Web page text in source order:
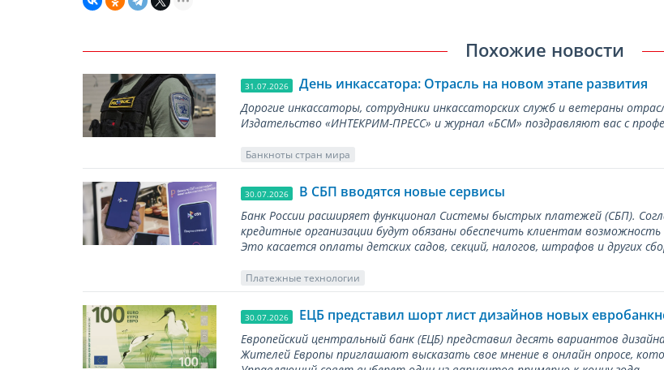
Похожие новости
31.07.2026 День инкассатора: Отрасль на новом этапе развития
Дорогие инкассаторы, сотрудники инкассаторских служб и ветераны
Издательство «ИНТЕКРИМ-ПРЕСС» и журнал «БСМ» поздравляют вас с
Банкноты стран мира
30.07.2026 В СБП вводятся новые сервисы
Банк России расширяет функционал Системы быстрых платежей (СБП).
кредитные организации будут обязаны обеспечить клиентам
Это касается оплаты детских садов, секций, налогов, штрафов и других
Платежные технологии
30.07.2026 ЕЦБ представил шорт лист дизайнов новых
Европейский центральный банк (ЕЦБ) представил десять вариантов
Жителей Европы приглашают высказать свое мнение в онлайн опросе,